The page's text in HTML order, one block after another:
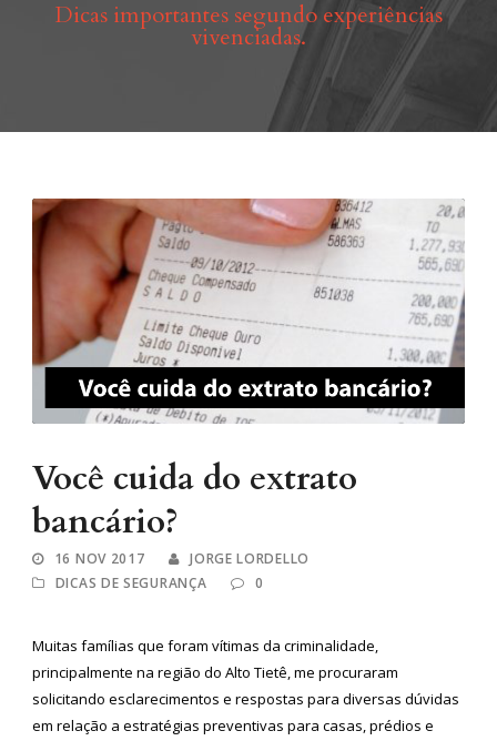
Dicas importantes segundo experiências
vivenciadas.
Você cuida do extrato
bancário?
16 NOV 2017
JORGE LORDELLO
DICAS DE SEGURANÇA
0
Muitas famílias que foram vítimas da criminalidade,
principalmente na região do Alto Tietê, me procuraram
solicitando esclarecimentos e respostas para diversas dúvidas
em relação a estratégias preventivas para casas, prédios e